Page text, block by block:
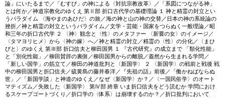
論」にいたるまで／「むすび」の神による〈対抗宗教改革〉／「系図につながる神」
とは何か／神道宗教化のゆくえ 第Ⅱ部 折口古代学の基礎理論 １ 神と精霊の対立とい
うパラダイム 〈海やまのあひだ〉の旅／海の神と山の神の交替／日本の神の系統論の
挫折／神と精霊の対立というパラダイム／文学・芸能・国家をつらぬく一般理論／昭
和三年の折口古代学 ２ 〈神〉観念と〈性〉のメタファー 〈新嘗の女〉のイメージ／
〈タマヨリヒメ〉から〈神の嫁〉へ／神と精霊の対立／精霊の〈性〉の分化／〈まひ
びと〉のゆくえ 第Ⅲ部 折口信夫と柳田国男 １ 『古代研究』の成立まで 「類化性能」
と「別化性能」／柳田賛辞の裏側／柳田国男からの離脱／蓋然から生まれる学問／
「新しい国学」の筋立て／柳田の神道批判と〈新国学〉 ２ 〈新国学〉の戦前と戦後 戦
中の柳田国男と折口信夫／硫黄島の藤井春洋／『先祖の話』前後／「働かねばならぬ
世」／「新国学談」と神道のゆくえ／なぜ〈新国学〉か？／〈一国民俗学〉のオート
マティズム／失敗した〈新国学〉 第Ⅳ部 終章 いま折口信夫をどう読むか 学問におけ
るスケープゴートづくり／折口学の〈体系〉は崩壊するのか？／折口批判において